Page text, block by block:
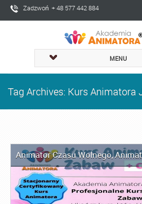
Zadzwoń + 48 577 442 884
MENU
Tag Archives: Kurs Animatora
Animator Czasu Wolnego,